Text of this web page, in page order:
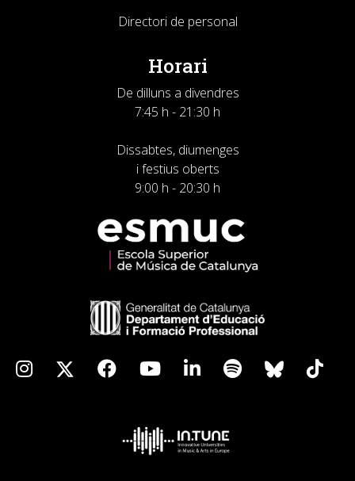
Directori de personal
Horari
De dilluns a divendres
7:45 h - 21:30 h
Dissabtes, diumenges
i festius oberts
9:00 h - 20:30 h